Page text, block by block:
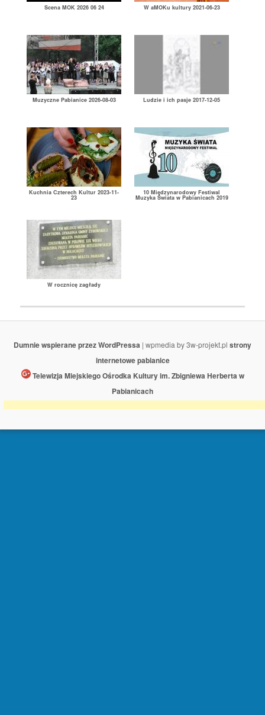
Scena MOK 2026 06 24 W aMOKu kultury 2021-06-23
Muzyczne Pabianice 2026-08-03 Ludzie i ich pasje 2017-12-05
Kuchnia Czterech Kultur 2023-11-
23
10 Międzynarodowy Festiwal
Muzyka Świata w Pabianicach 2019
W rocznicę zagłady
Dumnie wspierane przez WordPressa | wpmedia by 3w-projekt.pl strony
internetowe pabianice
Telewizja Miejskiego Ośrodka Kultury im. Zbigniewa Herberta w
Pabianicach